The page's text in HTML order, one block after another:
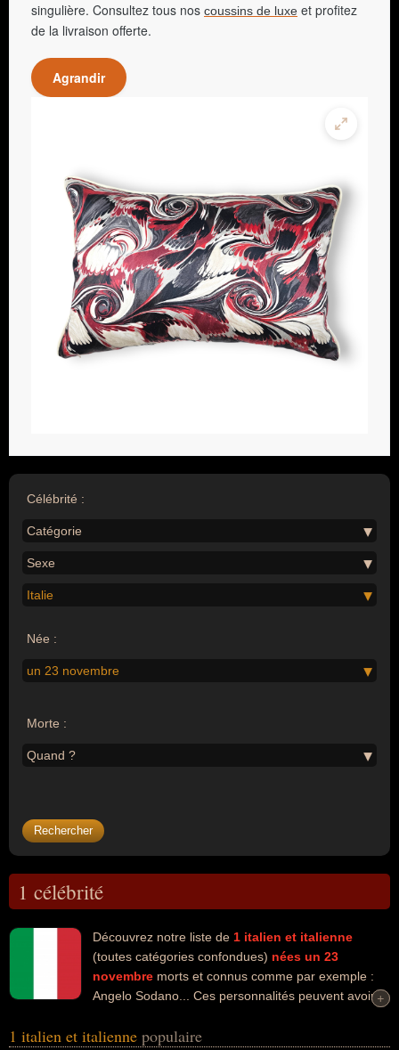
singulière. Consultez tous nos coussins de luxe et profitez
de la livraison offerte.
Agrandir
Célébrité :
Catégorie
Sexe
Italie
Née :
un 23 novembre
Morte :
Quand ?
1 célébrité
Découvrez notre liste de 1 italien et italienne
(toutes catégories confondues) nées un 23
novembre morts et connus comme par exemple :
Angelo Sodano... Ces personnalités peuvent avoir
Ces célébrités peuvent également avoir été cardinal, catholique,
+
+
1 italien et italienne populaire